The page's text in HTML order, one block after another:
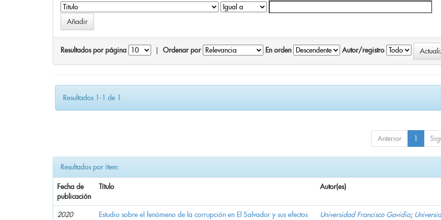
Resultados por página Ordenar por En orden Autor/registro
Resultados 1-1 de 1.
Anterior 1
Resultados por ítem:
Fecha de
publicación
Título Autor(es)
2020 Estudio sobre el fenómeno de la corrupción en El Salvador y sus efectos Universidad Francisco Gavidia;